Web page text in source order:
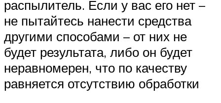
распылитель. Если у вас его нет –
не пытайтесь нанести средства
другими способами – от них не
будет результата, либо он будет
неравномерен, что по качеству
равняется отсутствию обработки